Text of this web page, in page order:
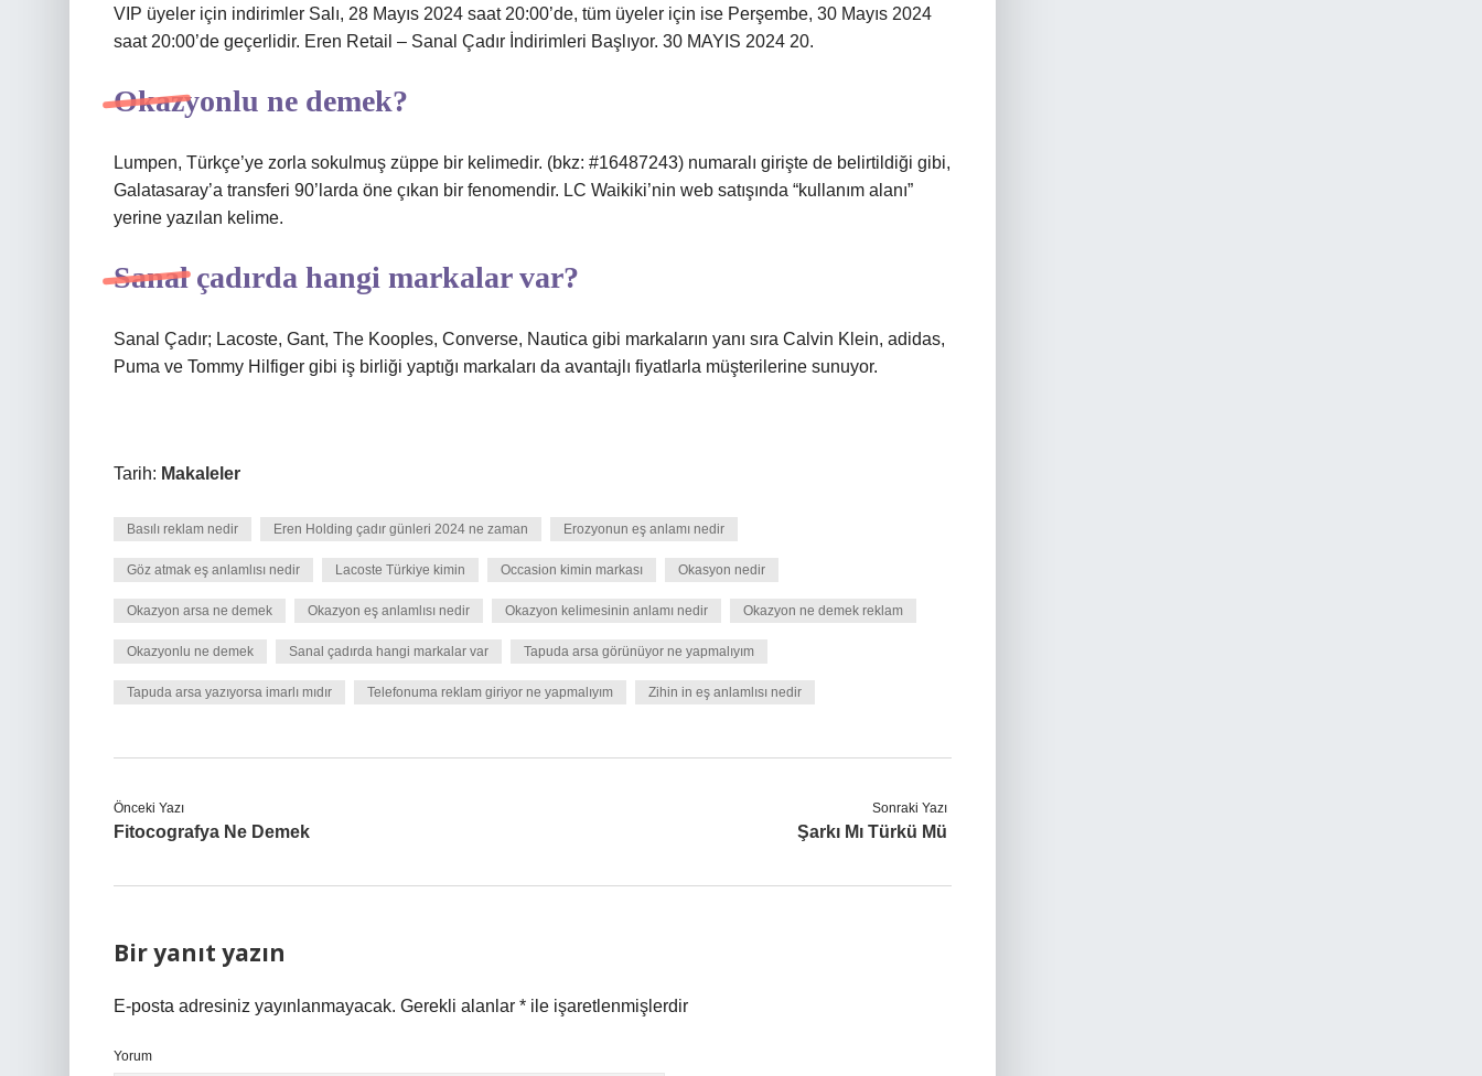
VIP üyeler için indirimler Salı, 28 Mayıs 2024 saat 20:00’de, tüm üyeler için ise Perşembe, 30 Mayıs 2024
saat 20:00’de geçerlidir. Eren Retail – Sanal Çadır İndirimleri Başlıyor. 30 MAYIS 2024 20.
Okazyonlu ne demek?
Lumpen, Türkçe’ye zorla sokulmuş züppe bir kelimedir. (bkz: #16487243) numaralı girişte de belirtildiği gibi,
Galatasaray’a transferi 90’larda öne çıkan bir fenomendir. LC Waikiki’nin web satışında “kullanım alanı”
yerine yazılan kelime.
Sanal çadırda hangi markalar var?
Sanal Çadır; Lacoste, Gant, The Kooples, Converse, Nautica gibi markaların yanı sıra Calvin Klein, adidas,
Puma ve Tommy Hilfiger gibi iş birliği yaptığı markaları da avantajlı fiyatlarla müşterilerine sunuyor.
Tarih: Makaleler
Basılı reklam nedir Eren Holding çadır günleri 2024 ne zaman Erozyonun eş anlamı nedir
Göz atmak eş anlamlısı nedir Lacoste Türkiye kimin Occasion kimin markası Okasyon nedir
Okazyon arsa ne demek Okazyon eş anlamlısı nedir Okazyon kelimesinin anlamı nedir Okazyon ne demek reklam
Okazyonlu ne demek Sanal çadırda hangi markalar var Tapuda arsa görünüyor ne yapmalıyım
Tapuda arsa yazıyorsa imarlı mıdır Telefonuma reklam giriyor ne yapmalıyım Zihin in eş anlamlısı nedir
Önceki Yazı
Fitocografya Ne Demek
Sonraki Yazı
Şarkı Mı Türkü Mü
Bir yanıt yazın
E-posta adresiniz yayınlanmayacak. Gerekli alanlar * ile işaretlenmişlerdir
Yorum